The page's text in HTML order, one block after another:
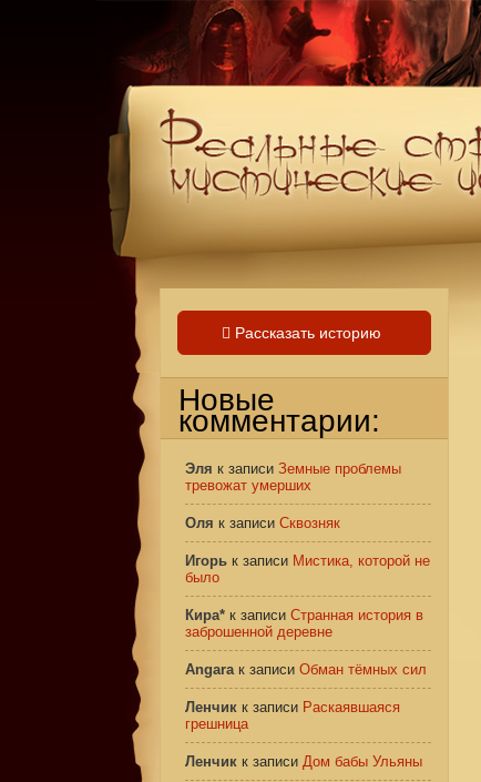
Рассказать историю
Новые
комментарии:
Эля к записи Земные проблемы
тревожат умерших
Оля к записи Сквозняк
Игорь к записи Мистика, которой не
было
Кира* к записи Странная история в
заброшенной деревне
Angaraк записи Обман тёмных сил
Ленчик к записи Раскаявшаяся
грешница
Ленчик к записи Дом бабы Ульяны